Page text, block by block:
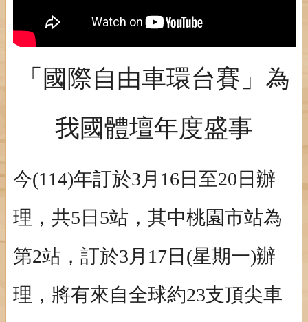
「國際自由車環台賽」為
我國體壇年度盛事
今(114)年訂於3月16日至20日辦
理，共5日5站，其中桃園市站為
第2站，訂於3月17日(星期一)辦
理，將有來自全球約23支頂尖車